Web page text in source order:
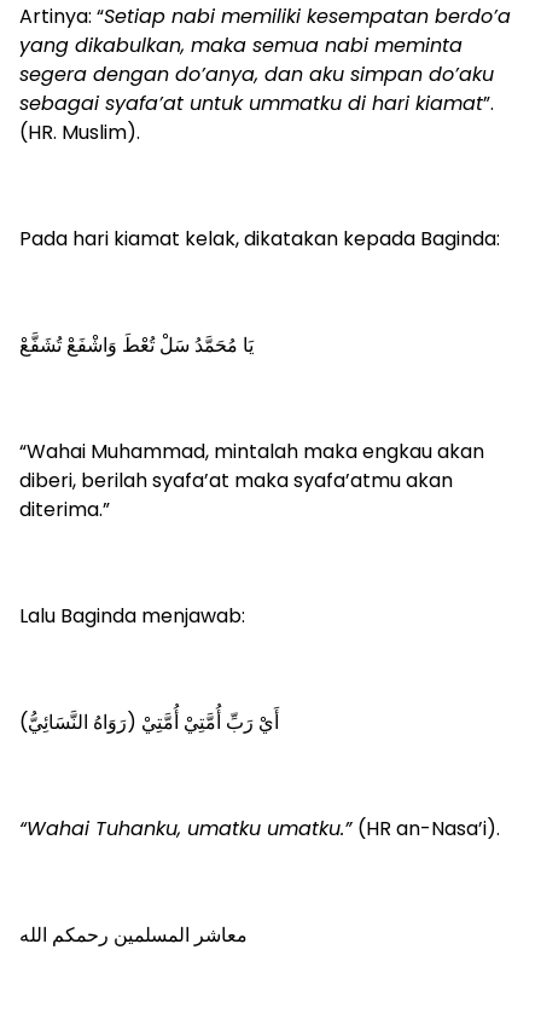
Artinya: “Setiap nabi memiliki kesempatan berdo’a
yang dikabulkan, maka semua nabi meminta
segera dengan do’anya, dan aku simpan do’aku
sebagai syafa’at untuk ummatku di hari kiamat”.
(HR. Muslim).
Pada hari kiamat kelak, dikatakan kepada Baginda:
يَا مُحَمَّدُ سَلْ تُعْطَ وَاشْفَعْ تُشَفَّعْ
“Wahai Muhammad, mintalah maka engkau akan
diberi, berilah syafa’at maka syafa’atmu akan
diterima.”
Lalu Baginda menjawab:
أَيْ رَبِّ أُمَّتِيْ أُمَّتِيْ (رَوَاهُ النَّسَائِيُّ)
“Wahai Tuhanku, umatku umatku.” (HR an-Nasa’i).
معاشر المسلمين رحمكم الله